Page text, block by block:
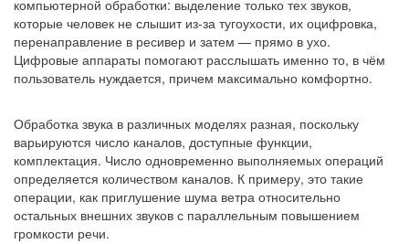
компьютерной обработки: выделение только тех звуков,
которые человек не слышит из-за тугоухости, их оцифровка,
перенаправление в ресивер и затем — прямо в ухо.
Цифровые аппараты помогают расслышать именно то, в чём
пользователь нуждается, причем максимально комфортно.
Обработка звука в различных моделях разная, поскольку
варьируются число каналов, доступные функции,
комплектация. Число одновременно выполняемых операций
определяется количеством каналов. К примеру, это такие
операции, как приглушение шума ветра относительно
остальных внешних звуков с параллельным повышением
громкости речи.